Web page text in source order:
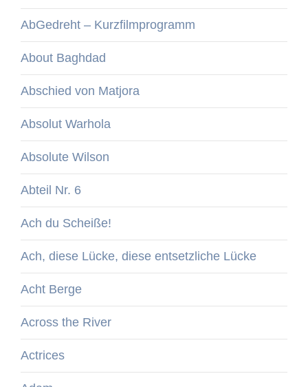
AbGedreht – Kurzfilmprogramm
About Baghdad
Abschied von Matjora
Absolut Warhola
Absolute Wilson
Abteil Nr. 6
Ach du Scheiße!
Ach, diese Lücke, diese entsetzliche Lücke
Acht Berge
Across the River
Actrices